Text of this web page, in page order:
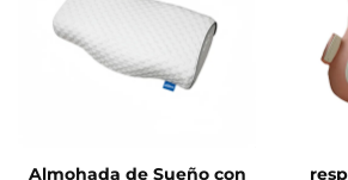
Almohada de Sueño con